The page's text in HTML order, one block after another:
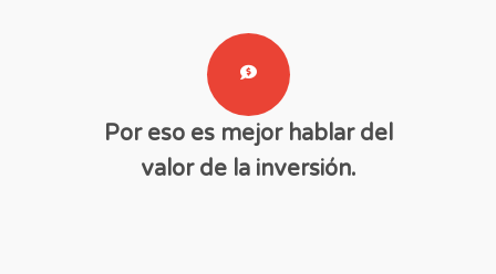
Por eso es mejor hablar del
valor de la inversión.